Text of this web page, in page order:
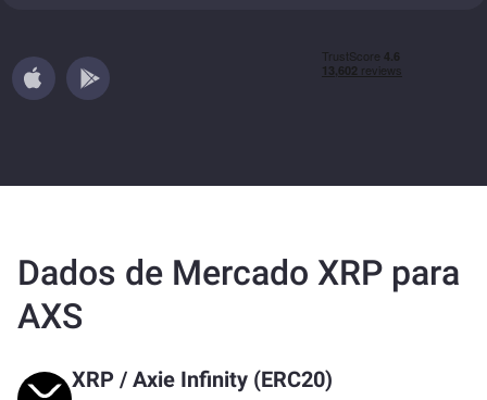
Dados de Mercado XRP para
AXS
XRP / Axie Infinity (ERC20)